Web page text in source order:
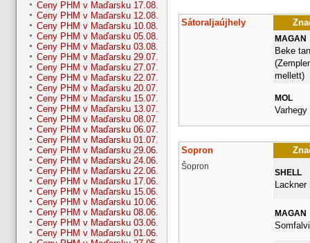
Ceny PHM v Maďarsku 17.08.
Ceny PHM v Maďarsku 12.08.
Ceny PHM v Maďarsku 10.08.
Ceny PHM v Maďarsku 05.08.
Ceny PHM v Maďarsku 03.08.
Ceny PHM v Maďarsku 29.07.
Ceny PHM v Maďarsku 27.07.
Ceny PHM v Maďarsku 22.07.
Ceny PHM v Maďarsku 20.07.
Ceny PHM v Maďarsku 15.07.
Ceny PHM v Maďarsku 13.07.
Ceny PHM v Maďarsku 08.07.
Ceny PHM v Maďarsku 06.07.
Ceny PHM v Maďarsku 01.07.
Ceny PHM v Maďarsku 29.06.
Ceny PHM v Maďarsku 24.06.
Ceny PHM v Maďarsku 22.06.
Ceny PHM v Maďarsku 17.06.
Ceny PHM v Maďarsku 15.06.
Ceny PHM v Maďarsku 10.06.
Ceny PHM v Maďarsku 08.06.
Ceny PHM v Maďarsku 03.06.
Ceny PHM v Maďarsku 01.06.
Sátoraljaújhely
MAGAN
Beke
mellett)
MOL
Sopron
Šopron
SHELL
MAGAN